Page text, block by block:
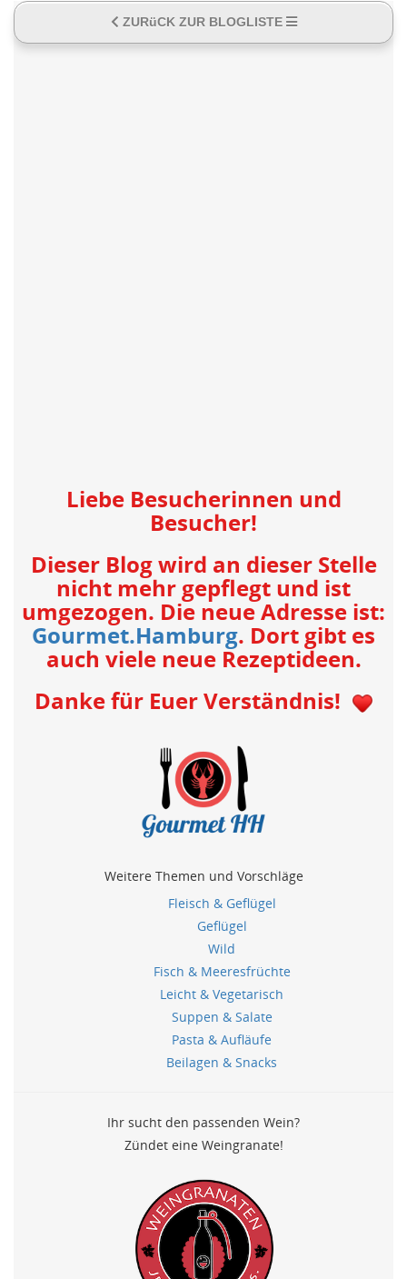
ZURüCK ZUR BLOGLISTE
Liebe Besucherinnen und
Besucher!
Dieser Blog wird an dieser Stelle
nicht mehr gepflegt und ist
umgezogen. Die neue Adresse ist:
Gourmet.Hamburg. Dort gibt es
auch viele neue Rezeptideen.
Danke für Euer Verständnis!
Weitere Themen und Vorschläge
Fleisch & Geflügel
Geflügel
Wild
Fisch & Meeresfrüchte
Leicht & Vegetarisch
Suppen & Salate
Pasta & Aufläufe
Beilagen & Snacks
Ihr sucht den passenden Wein?
Zündet eine Weingranate!